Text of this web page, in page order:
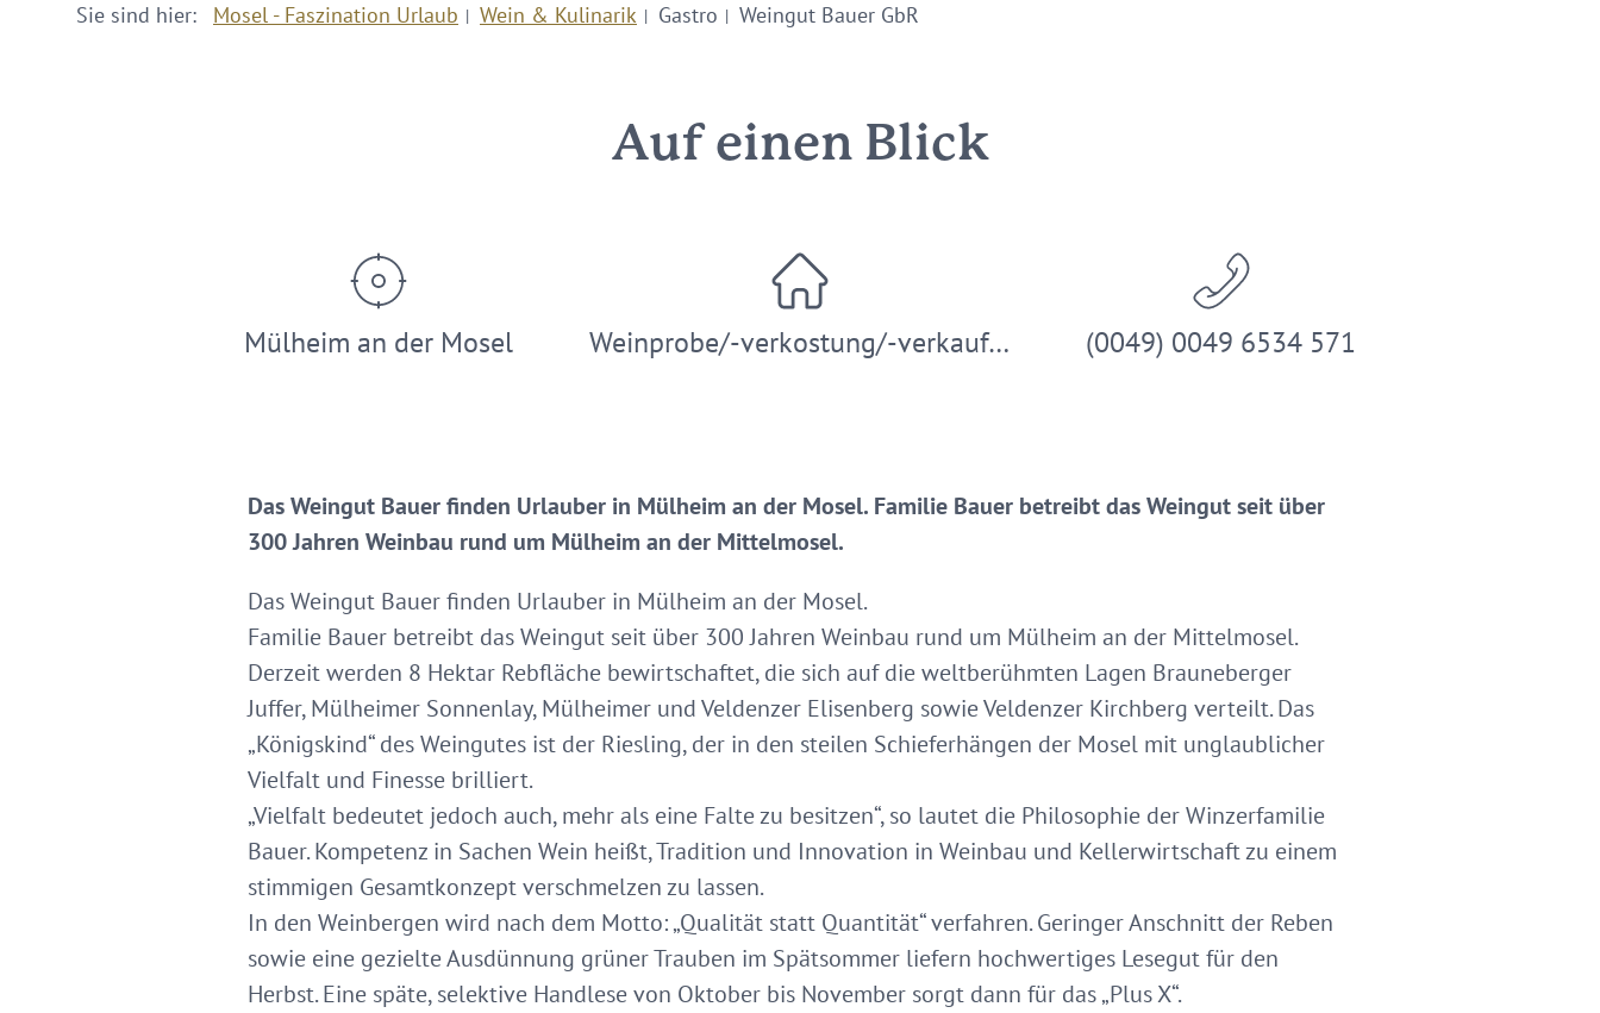
Sie sind hier: Mosel - Faszination Urlaub Wein & Kulinarik Gastro Weingut Bauer GbR
Auf einen Blick
Mülheim an der Mosel Weinprobe/-verkostung/-verkauf… (0049) 0049 6534 571
Das Weingut Bauer finden Urlauber in Mülheim an der Mosel. Familie Bauer betreibt das Weingut seit über
300 Jahren Weinbau rund um Mülheim an der Mittelmosel.
Das Weingut Bauer finden Urlauber in Mülheim an der Mosel.
Familie Bauer betreibt das Weingut seit über 300 Jahren Weinbau rund um Mülheim an der Mittelmosel.
Derzeit werden 8 Hektar Rebfläche bewirtschaftet, die sich auf die weltberühmten Lagen Brauneberger
Juffer, Mülheimer Sonnenlay, Mülheimer und Veldenzer Elisenberg sowie Veldenzer Kirchberg verteilt. Das
„Königskind“ des Weingutes ist der Riesling, der in den steilen Schieferhängen der Mosel mit unglaublicher
Vielfalt und Finesse brilliert.
„Vielfalt bedeutet jedoch auch, mehr als eine Falte zu besitzen“, so lautet die Philosophie der Winzerfamilie
Bauer. Kompetenz in Sachen Wein heißt, Tradition und Innovation in Weinbau und Kellerwirtschaft zu einem
stimmigen Gesamtkonzept verschmelzen zu lassen.
In den Weinbergen wird nach dem Motto: „Qualität statt Quantität“ verfahren. Geringer Anschnitt der Reben
sowie eine gezielte Ausdünnung grüner Trauben im Spätsommer liefern hochwertiges Lesegut für den
Herbst. Eine späte, selektive Handlese von Oktober bis November sorgt dann für das „Plus X“.